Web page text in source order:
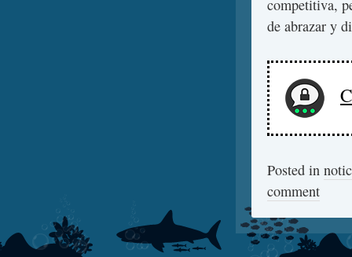
competitiva,
de abrazar y
Posted in
comment